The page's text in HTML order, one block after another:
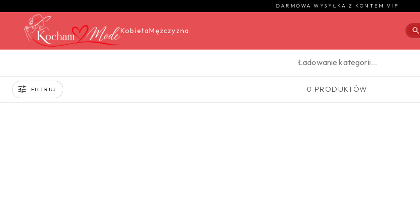
DARMOWA WYSYŁKA Z KONTEM VIP
KobietaMężczyzna
Ładowanie kategorii…
FILTRUJ 0 PRODUKTÓW